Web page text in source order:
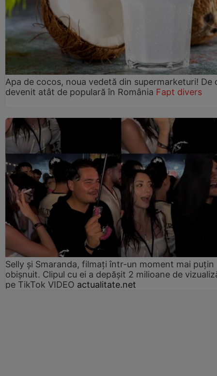
Apa de cocos, noua vedetă din supermarketuri! De
devenit atât de populară în România Fapt divers
Selly și Smaranda, filmați într-un moment mai puțin
obișnuit. Clipul cu ei a depășit 2 milioane de
pe TikTok VIDEO actualitate.net